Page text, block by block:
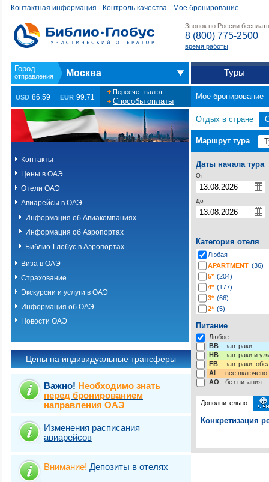
Контактная информация Контроль качества Моё бронирование
Звонок по России
8 (800) 775-2500
время работы
Москва Туры
USD 86.59 EUR 99.71
Пересчет валют
Способы оплаты
Моё бронирование
Контакты
Цены в ОАЭ
Отели ОАЭ
Авиарейсы в ОАЭ
Информация об Авиакомпаниях
Информация об Аэропортах
Библио-Глобус в Аэропортах
Виза в ОАЭ
Страхование
Экскурсии и услуги в ОАЭ
Информация об ОАЭ
Новости ОАЭ
Цены на индивидуальные трансферы
Важно! Необходимо знать
перед бронированием
направления ОАЭ
Изменения расписания
авиарейсов
Внимание! Депозиты в отелях
Отдых в стране
Маршрут тура
Даты начала тура
От
До
Категория отеля
Любая
APARTMENT (36)
5* (204)
4* (177)
3* (66)
2* (5)
Питание
Любое
BB - завтраки
HB - завтраки и
FB - завтраки,
AI
- все включено
AO - без питания
Дополнительно
Конкретизация